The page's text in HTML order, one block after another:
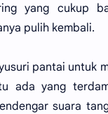
yang cukup
pulih kembali.
pantai untuk
ada yang
suara